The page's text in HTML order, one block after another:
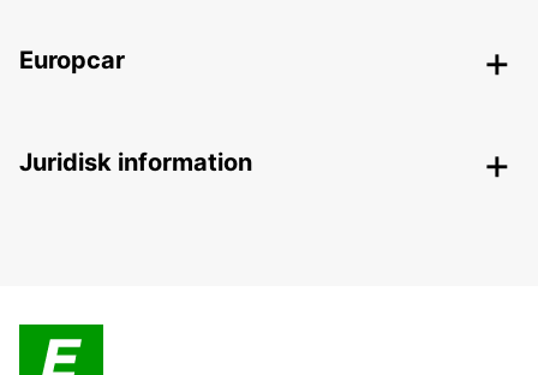
Europcar
Juridisk information